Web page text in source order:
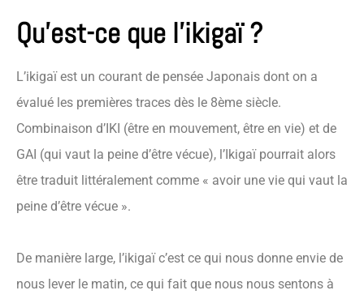
Qu’est-ce que l’ikigaï ?
L’ikigaï est un courant de pensée Japonais dont on a
évalué les premières traces dès le 8ème siècle.
Combinaison d’IKI (être en mouvement, être en vie) et de
GAI (qui vaut la peine d’être vécue), l’Ikigaï pourrait alors
être traduit littéralement comme « avoir une vie qui vaut la
peine d’être vécue ».
De manière large, l’ikigaï c’est ce qui nous donne envie de
nous lever le matin, ce qui fait que nous nous sentons à